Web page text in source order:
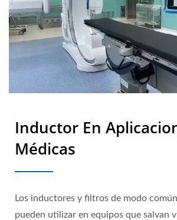
Inductor En
Médicas
Los inductores y filtros de modo común
pueden utilizar en equipos que salvan